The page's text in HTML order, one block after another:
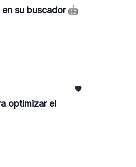
su buscador 🤖
optimizar el